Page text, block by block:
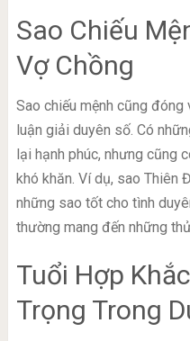
Sao Chiếu
Vợ Chồng
Sao chiếu mệnh cũng
luận giải duyên số. Có
lại hạnh phúc, nhưng cũng
khó khăn. Ví dụ, sao Thiên
những sao tốt cho tình
thường mang đến những
Tuổi Hợp
Trọng Trong